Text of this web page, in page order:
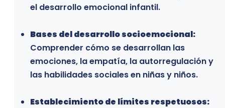
el desarrollo emocional infantil.
Bases del desarrollo socioemocional:
Comprender cómo se desarrollan las
emociones, la empatía, la autorregulación y
las habilidades sociales en niñas y niños.
Establecimiento de límites respetuosos:
el desarrollo de sus hijos desde el respeto, la
emocionales de la infancia, transformando la
relación familiar.
Profesionales del ámbito educativo:
profesionales que trabajan en contextos